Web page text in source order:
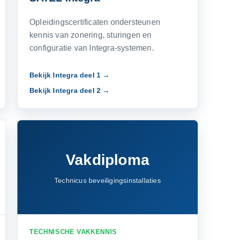
Opleidingscertificaten ondersteunen
kennis van zonering, sturingen en
configuratie van Integra-systemen.
Bekijk Integra deel 1 →
Bekijk Integra deel 2 →
Vakdiploma
Technicus beveiligingsinstallaties
TECHNISCHE VAKKENNIS